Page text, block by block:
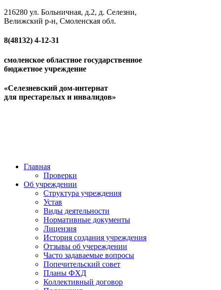
216280 ул. Больничная, д.2, д. Селезни,
Велижский р-н, Смоленская обл.
8(48132) 4-12-31
смоленское областное государственное
бюджетное учреждение
«Селезневский дом-интернат
для престарелых и инвалидов»
Главная
Проверки
Об учреждении
Структура учреждения
Устав
Виды деятельности
Нормативные документы
Лицензия
История создания учреждения
Отзывы об учереждении
Часто задаваемые вопросы
Попечительский совет
Планы ФХД
Коллективный договор